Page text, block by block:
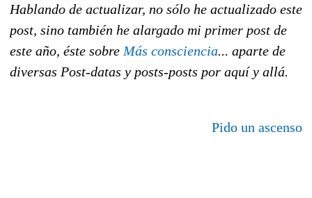
Hablando de actualizar, no sólo he actualizado este
post, sino también he alargado mi primer post de
este año, éste sobre Más consciencia... aparte de
diversas Post-datas y posts-posts por aquí y allá.
Pido un ascenso